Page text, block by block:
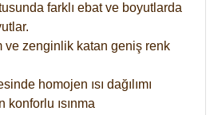
farklı ebat ve boyutlarda
ve zenginlik katan geniş renk
homojen ısı dağılımı
ısınma